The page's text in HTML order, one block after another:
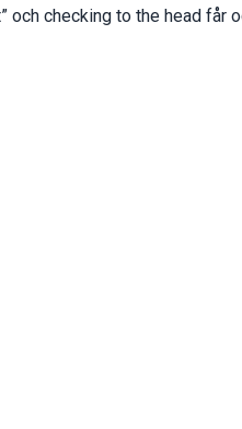
checking to the head får